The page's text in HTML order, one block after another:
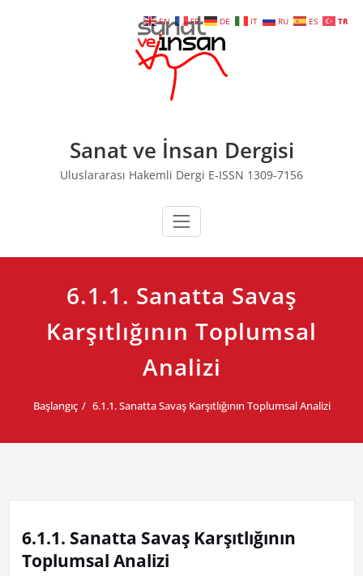
Sanat ve İnsan Dergisi
Uluslararası Hakemli Dergi E-ISSN 1309-7156
6.1.1. Sanatta Savaş
Karşıtlığının Toplumsal
Analizi
Başlangıç 6.1.1. Sanatta Savaş Karşıtlığının Toplumsal Analizi
6.1.1. Sanatta Savaş Karşıtlığının
Toplumsal Analizi
EN FR DE IT RU ES TR